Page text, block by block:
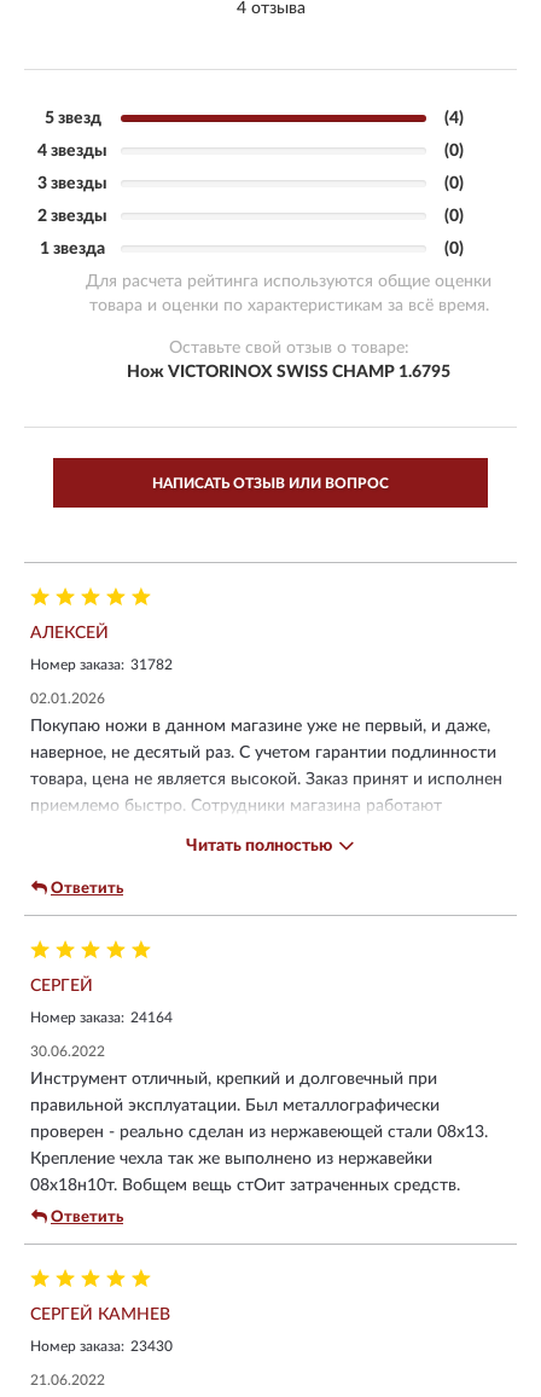
4 отзыва
5 звезд
(4)
4 звезды
(0)
3 звезды
(0)
2 звезды
(0)
1 звезда
(0)
Для расчета рейтинга используются общие оценки
товара и оценки по характеристикам за всё время.
Оставьте свой отзыв о товаре:
Нож VICTORINOX SWISS CHAMP 1.6795
НАПИСАТЬ ОТЗЫВ ИЛИ ВОПРОС
АЛЕКСЕЙ
Номер заказа: 31782
02.01.2026
Покупаю ножи в данном магазине уже не первый, и даже,
наверное, не десятый раз. С учетом гарантии подлинности
товара, цена не является высокой. Заказ принят и исполнен
приемлемо быстро. Сотрудники магазина работают
продуманное и качественно произведенное изделие, редкий
пример высокого качества при массовом производстве.
Претензии к конкретному ножу могут быть только в разрезе
инструментов), но это все на вкус и потребности
покупателя.
Читать полностью
Ответить
СЕРГЕЙ
Номер заказа: 24164
30.06.2022
Инструмент отличный, крепкий и долговечный при
правильной эксплуатации. Был металлографически
проверен - реально сделан из нержавеющей стали 08х13.
Крепление чехла так же выполнено из нержавейки
08х18н10т. Вобщем вещь стОит затраченных средств.
Ответить
СЕРГЕЙ КАМНЕВ
Номер заказа: 23430
21.06.2022